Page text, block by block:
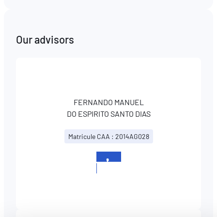
Our advisors
FERNANDO MANUEL
DO ESPIRITO SANTO DIAS
Matricule CAA : 2014AG028